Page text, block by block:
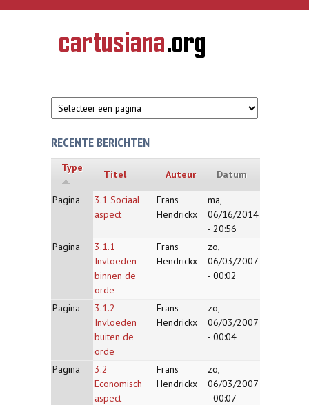
Overslaan en naar de inhoud gaan
CARTUSIANA
Geschiedenis
van de
RECENTE BERICHTEN
Type
Titel Auteur Datum
Pagina
3.1 Sociaal
aspect
Frans
Hendrickx
ma,
06/16/2014
- 20:56
Pagina
3.1.1
Invloeden
binnen de
orde
Frans
Hendrickx
zo,
06/03/2007
- 00:02
Pagina
3.1.2
Invloeden
buiten de
orde
Frans
Hendrickx
zo,
06/03/2007
- 00:04
Pagina
3.2
Economisch
aspect
Frans
Hendrickx
zo,
06/03/2007
- 00:07